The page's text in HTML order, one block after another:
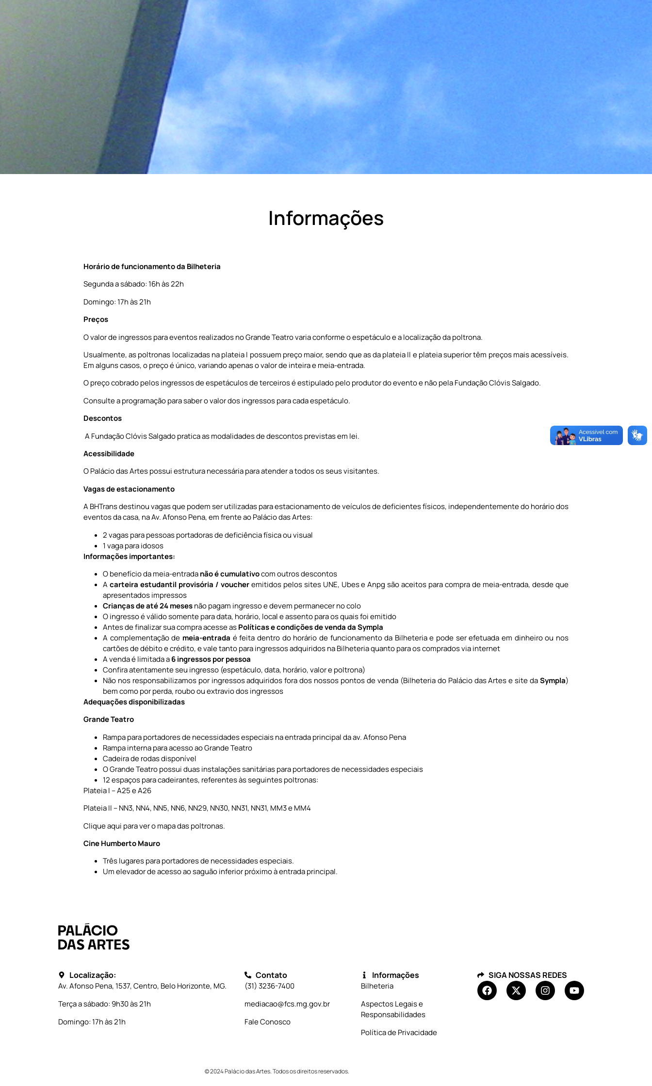
Informações
Horário de funcionamentoda Bilheteria
Segunda a sábado: 16h às 22h
Domingo: 17h às 21h
Preços
O valor de ingressos para eventos realizados no Grande Teatro varia conforme o espetáculo e a localização da poltrona.
Usualmente, as poltronas localizadas na plateia I possuem preço maior, sendo que as da plateia II e plateia superior têm preços mais acessíveis.
Em alguns casos, o preço é único, variando apenas o valor de inteira e meia-entrada.
O preço cobrado pelos ingressos de espetáculos de terceiros é estipulado pelo produtor do evento e não pela Fundação Clóvis Salgado.
Consulte a programação para saber o valor dos ingressos para cada espetáculo.
Descontos
A Fundação Clóvis Salgado pratica as modalidades de descontos previstas em lei.
Acessibilidade
O Palácio das Artes possui estrutura necessária para atender a todos os seus visitantes.
Vagas de estacionamento
A BHTrans destinou vagas que podem ser utilizadas para estacionamento de veículos de deficientes físicos, independentemente do horário dos
eventos da casa, na Av. Afonso Pena, em frente ao Palácio das Artes:
2 vagas para pessoas portadoras de deficiência física ou visual
1 vaga para idosos
Informações importantes:
O benefício da meia-entradanão é cumulativocom outros descontos
A carteira estudantil provisória / voucheremitidos pelos sites UNE, Ubes e Anpg são aceitos para compra de meia-entrada, desde que
apresentados impressos
Crianças de até 24 mesesnão pagam ingresso e devem permanecer no colo
O ingresso é válido somente para data, horário, local e assento para os quais foi emitido
Antes de finalizar sua compra acesse asPolíticas e condições de venda daSympla
A complementação de meia-entrada é feita dentro do horário de funcionamento da Bilheteria e pode ser efetuada em dinheiro ou nos
cartões de débito e crédito, e vale tanto para ingressos adquiridos na Bilheteria quanto para os comprados via internet
A venda é limitada a6 ingressos por pessoa
Confira atentamente seu ingresso (espetáculo, data, horário, valor e poltrona)
Não nos responsabilizamos por ingressos adquiridos fora dos nossos pontos de venda (Bilheteria do Palácio das Artes e site daSympla)
bem como por perda, roubo ou extravio dos ingressos
Adequações disponibilizadas
Grande Teatro
Rampa para portadores de necessidades especiais na entrada principal da av. Afonso Pena
Rampa interna para acesso ao Grande Teatro
Cadeira de rodas disponível
O Grande Teatro possui duas instalações sanitárias para portadores de necessidades especiais
12 espaços para cadeirantes, referentes às seguintes poltronas:
Plateia I – A25 e A26
Plateia II – NN3, NN4, NN5, NN6, NN29, NN30, NN31, NN31, MM3 e MM4
Clique aqui para ver o mapa das poltronas.
Cine Humberto Mauro
Três lugares para portadores de necessidades especiais.
Um elevador de acesso ao saguão inferior próximo à entrada principal.
Localização:
Av. Afonso Pena, 1537, Centro, Belo Horizonte, MG.
Terça a sábado: 9h30 às 21h
Domingo: 17h às 21h
Contato
(31) 3236-7400
mediacao@fcs.mg.gov.br
Fale Conosco
Informações
Bilheteria
Aspectos Legais e
Responsabilidades
Política de Privacidade
SIGA NOSSAS REDES
© 2024 Palácio das Artes. Todos os direitos reservados.